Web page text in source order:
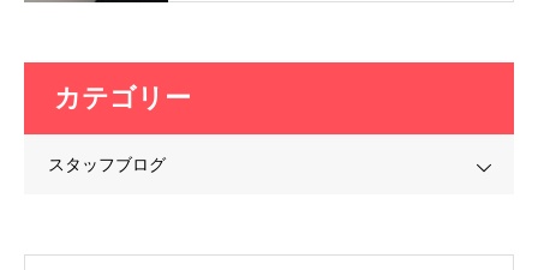
カテゴリー
スタッフブログ